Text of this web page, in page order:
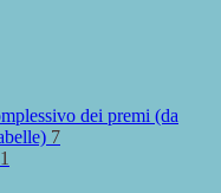
dei premi (da
7
1